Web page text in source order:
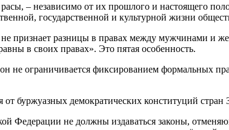
– независимо от их прошлого и настоящего
государственной и культурной жизни
признает разницы в правах между мужчинами и
в своих правах». Это пятая особенность.
не ограничивается фиксированием формальных
буржуазных демократических конституций
Федерации не должны издаваться законы,